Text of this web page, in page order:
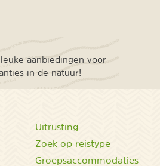
aanbiedingen voor
in de natuur!
Uitrusting
Zoek op reistype
Groepsaccommodaties